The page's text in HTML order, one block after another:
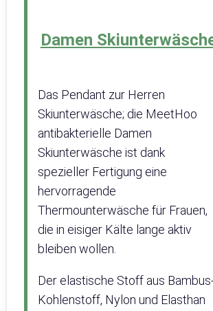
Damen
Das Pendant zur Herren
Skiunterwäsche; die MeetHoo
antibakterielle Damen
Skiunterwäsche ist dank
spezieller Fertigung eine
hervorragende
Thermounterwäsche für Frauen,
die in eisiger Kälte lange aktiv
bleiben wollen.
Der elastische Stoff aus
Kohlenstoff, Nylon und Elasthan